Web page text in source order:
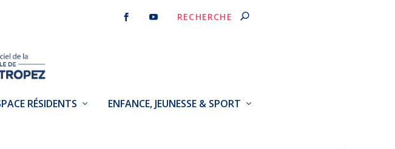
RÉSIDENTS ENFANCE, JEUNESSE & SPORT